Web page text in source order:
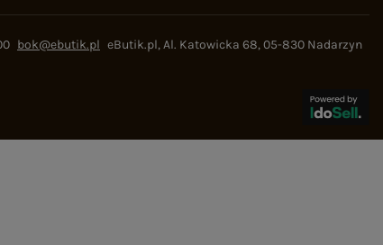
bok@ebutik.pl eButik.pl,Al. Katowicka 68,05-830 Nadarzyn